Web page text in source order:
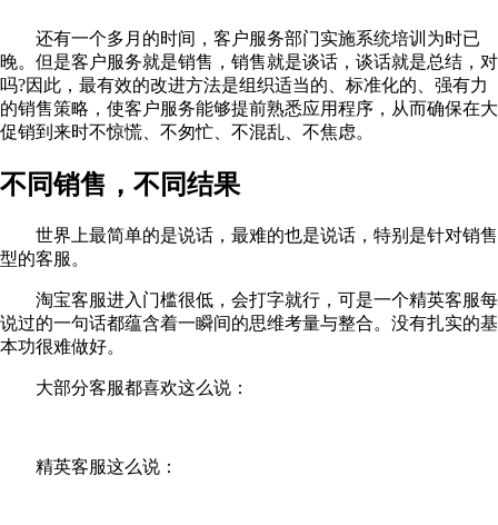
还有一个多月的时间，客户服务部门实施系统培训为时已
晚。但是客户服务就是销售，销售就是谈话，谈话就是总结，对
吗?因此，最有效的改进方法是组织适当的、标准化的、强有力
的销售策略，使客户服务能够提前熟悉应用程序，从而确保在大
促销到来时不惊慌、不匆忙、不混乱、不焦虑。
不同销售，不同结果
世界上最简单的是说话，最难的也是说话，特别是针对销售
型的客服。
淘宝客服进入门槛很低，会打字就行，可是一个精英客服每
说过的一句话都蕴含着一瞬间的思维考量与整合。没有扎实的基
本功很难做好。
大部分客服都喜欢这么说：
精英客服这么说：